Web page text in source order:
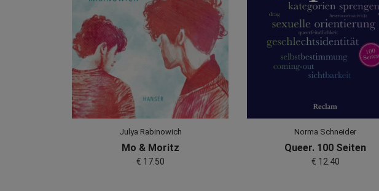
Julya Rabinowich
Mo & Moritz
€ 17.50
Norma Schneider
Queer. 100 Seiten
€ 12.40